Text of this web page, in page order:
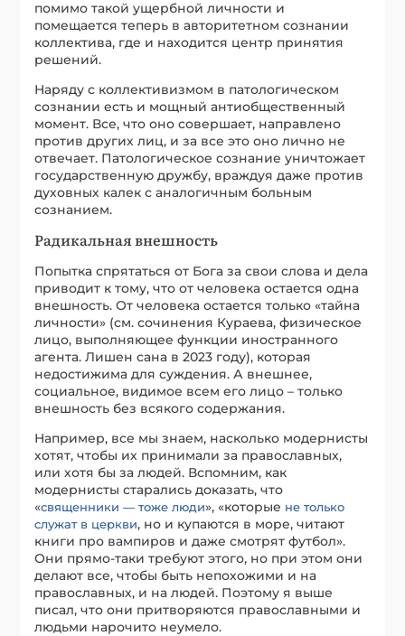
помимо такой ущербной личности и
помещается теперь в авторитетном сознании
коллектива, где и находится центр принятия
решений.
Наряду с коллективизмом в патологическом
сознании есть и мощный антиобщественный
момент. Все, что оно совершает, направлено
против других лиц, и за все это оно лично не
отвечает. Патологическое сознание уничтожает
государственную дружбу, враждуя даже против
духовных калек с аналогичным больным
сознанием.
Радикальная внешность
Попытка спрятаться от Бога за свои слова и дела
приводит к тому, что от человека остается одна
внешность. От человека остается только «тайна
личности» (см. сочинения Кураева, физическое
лицо, выполняющее функции иностранного
агента. Лишен сана в 2023 году), которая
недостижима для суждения. А внешнее,
социальное, видимое всем его лицо – только
внешность без всякого содержания.
Например, все мы знаем, насколько модернисты
хотят, чтобы их принимали за православных,
или хотя бы за людей. Вспомним, как
модернисты старались доказать, что
«священники — тоже люди», «которые не только
служат в церкви, но и купаются в море, читают
книги про вампиров и даже смотрят футбол».
Они прямо-таки требуют этого, но при этом они
делают все, чтобы быть непохожими и на
православных, и на людей. Поэтому я выше
писал, что они притворяются православными и
людьми нарочито неумело.